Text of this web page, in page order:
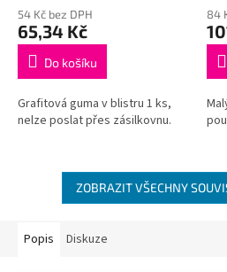
54 Kč bez DPH
65,34 Kč
Do košíku
Grafitová guma v blistru 1 ks,
nelze poslat přes zásilkovnu.
84
ZOBRAZIT VŠECHNY
Popis Diskuze